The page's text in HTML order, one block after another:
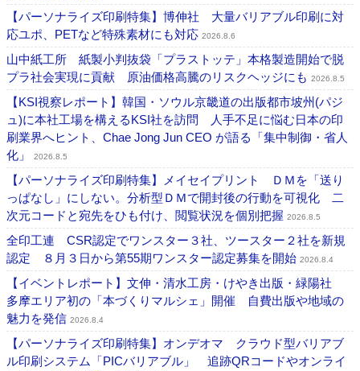
【パーソナライズ印刷特集】博伸社 大量バリアブル印刷に対
応ユポ、PETなど特殊素材にも対応 2026.8.6
山中紙工所 紙製小判抜袋「プラストッテ」本格製造開始で脱
プラ社会実現に貢献 原油価格高騰のリスクヘッジにも 2026.8.5
【KSI視察レポート】韓国・ソウル京畿道の出版都市坡州(パジ
ュ)に本社工場を構えるKSI社を訪問 人手不足に悩む日本の印
刷業界へヒント、Chae Jong Jun CEO が語る「集中制御・省人
化」
2026.8.5
【パーソナライズ印刷特集】メイセイプリント ＤＭを「送り
っぱなし」にしない。分析型ＤＭで開封後の行動を可視化 二
次元コードと宛先をひも付け、閲覧状況を個別把握 2026.8.5
全印工連 CSR認定でワンスター３社、ツースター２社を新規
認定 ８月３日から第55期ワンスター認定募集を開始 2026.8.4
【イベントレポート】文伸・清水工房・けやき出版・緑陽社
多摩エリア初の「本づくりマルシェ」開催 自費出版や地域の
魅力を発信 2026.8.4
【パーソナライズ印刷特集】オンデオマ クラウド型バリアブ
ル印刷システム「PICバリアブル」 追跡QRコードやオンライ